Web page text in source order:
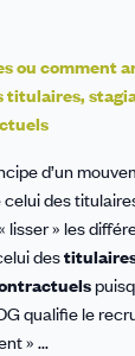
ou comment
titulaires,
d’un
des
lisser » les
des
qualifie le
» ...